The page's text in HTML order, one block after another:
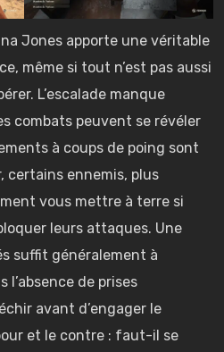
Jones apporte une véritable
même si tout n’est pas aussi
L’escalade manque
combats peuvent se révéler
à coups de poing sont
certains ennemis, plus
vous mettre à terre si
leurs attaques. Une
suffit généralement à
l’absence de prises
avant d’engager le
et le contre : faut-il se